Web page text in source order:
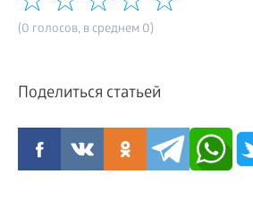
(0 голосов, в среднем 0)
Поделиться статьей